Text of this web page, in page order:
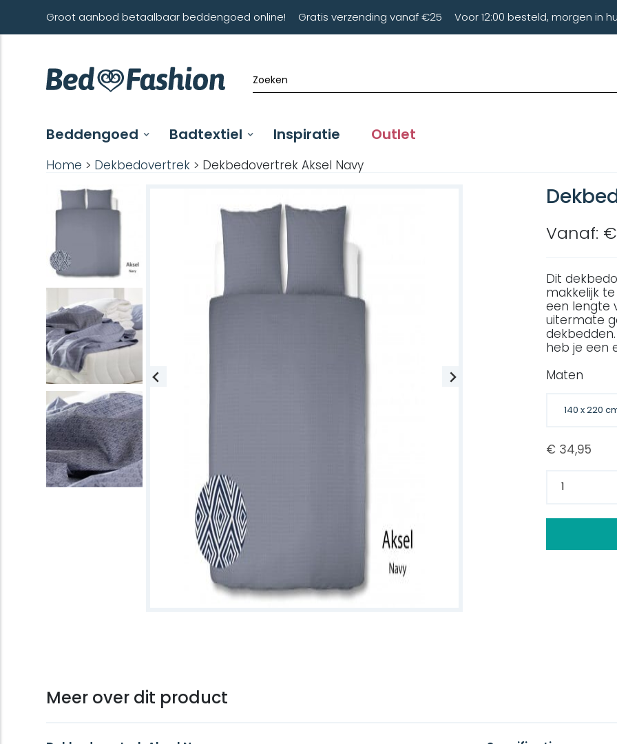
Groot aanbod betaalbaar beddengoed online! Gratis verzending vanaf €25 Voor 12:00 besteld, morgen in
Beddengoed Badtextiel Inspiratie Outlet
Home > Dekbedovertrek > Dekbedovertrek Aksel Navy
Vanaf:
Dit
makkelijk
een lengte
uitermate
heb je een
Maten
Meer over dit product